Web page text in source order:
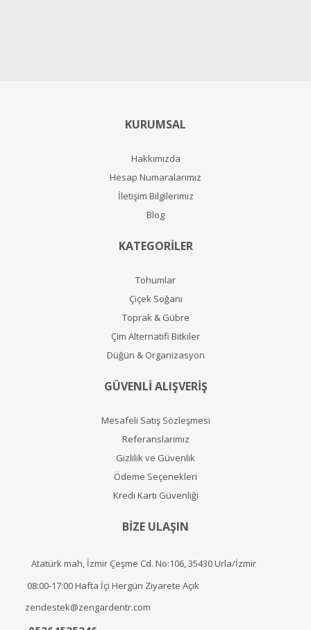
KURUMSAL
Hakkımızda
Hesap Numaralarımız
İletişim Bilgilerimiz
Blog
KATEGORİLER
Tohumlar
Çiçek Soğanı
Toprak & Gübre
Çim Alternatifi Bitkiler
Düğün & Organizasyon
GÜVENLİ ALIŞVERİŞ
Mesafeli Satış Sözleşmesi
Referanslarımız
Gizlilik ve Güvenlik
Ödeme Seçenekleri
Kredi Kartı Güvenliği
BİZE ULAŞIN
Atatürk mah, İzmir Çeşme Cd. No:106, 35430 Urla/İzmir
08:00-17:00 Hafta İçi Hergün Ziyarete Açık
zendestek@zengardentr.com